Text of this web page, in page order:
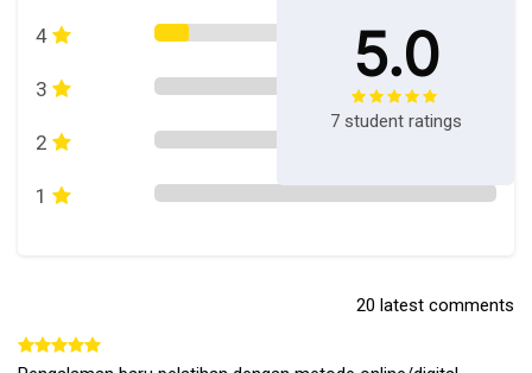
4
3
2
1
5.0
7 student ratings
20 latest comments